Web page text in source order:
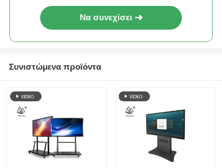
Να συνεχίσει
Συνιστώμενα προϊόντα